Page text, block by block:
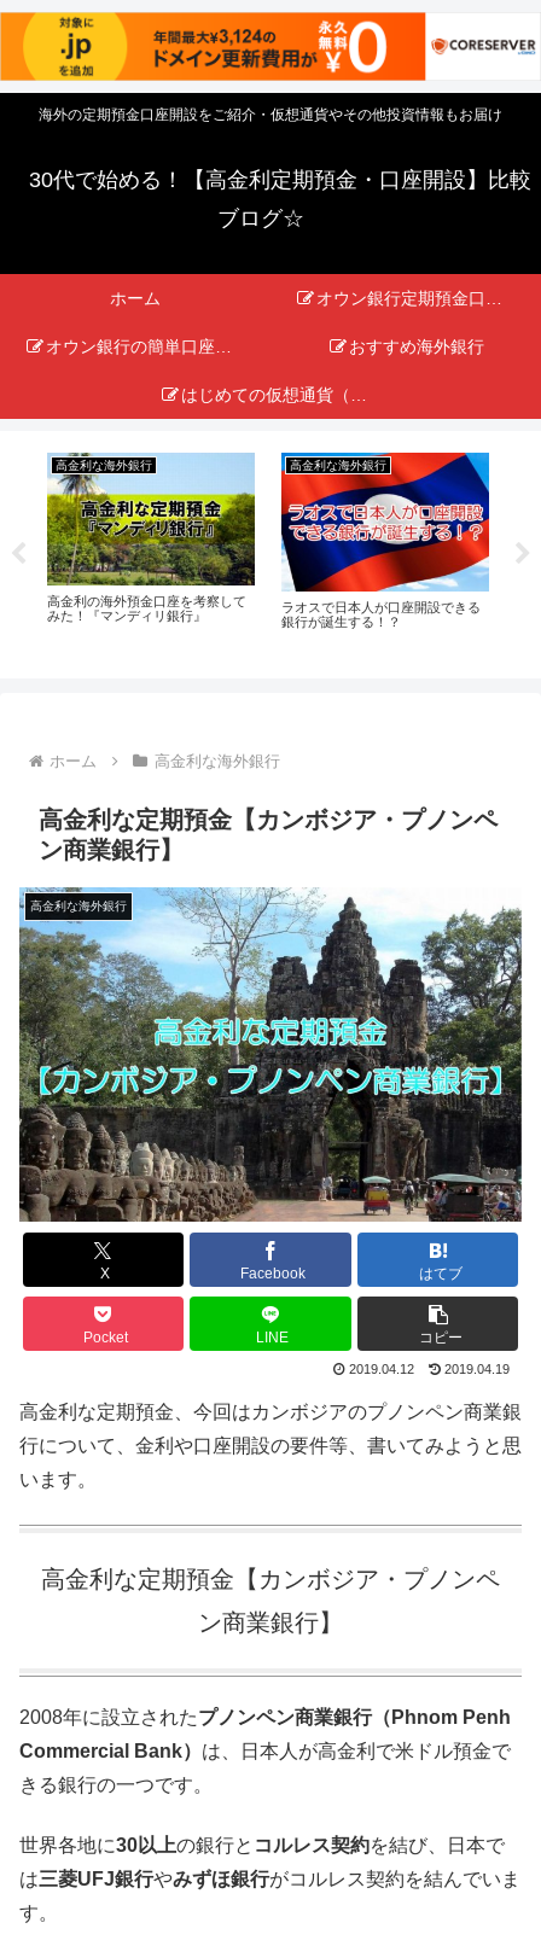
海外の定期預金口座開設をご紹介・仮想通貨やその他投資情報もお届け
30代で始める！【高金利定期預金・口座開設】比較
ブログ☆
ホーム オウン銀行定期預金口座開設の旅
オウン銀行の簡単口座開設手順 おすすめ海外銀行
はじめての仮想通貨（暗号資産）取引入門
高金利な海外銀行
高金利の海外預金口座を考察して
みた！『マンディリ銀行』
高金利な海外銀行
ラオスで日本人が口座開設できる
銀行が誕生する！？
ホーム 高金利な海外銀行
高金利な定期預金【カンボジア・プノンペ
ン商業銀行】
高金利な海外銀行
X Facebook はてブ
Pocket LINE コピー
2019.04.12 2019.04.19
高金利な定期預金、今回はカンボジアのプノンペン商業銀
行について、金利や口座開設の要件等、書いてみようと思
います。
高金利な定期預金【カンボジア・プノンペ
ン商業銀行】
2008年に設立されたプノンペン商業銀行（Phnom Penh
Commercial Bank） は、日本人が高金利で米ドル預金で
きる銀行の一つです。
世界各地に30以上の銀行と コルレス契約を結び、日本で
は三菱UFJ銀行やみずほ銀行がコルレス契約を結んでいま
す。